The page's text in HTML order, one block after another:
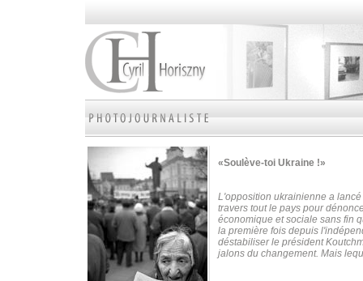
«Soulève-toi Ukraine !»
L'opposition ukrainienne a
travers tout le pays pour
économique et sociale sans fin
la première fois depuis
déstabiliser le président
jalons du changement. Mais